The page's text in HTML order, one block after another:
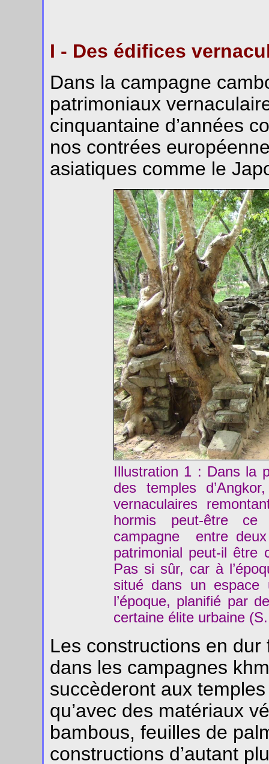
I - Des édifices
Dans la campagne
patrimoniaux
cinquantaine d’années
nos contrées
asiatiques comme le
Illustration 1 : Dans la
des temples
vernaculaires
hormis peut-être
campagne entre
patrimonial peut-il être
Pas si sûr, car à
situé dans un espace
l’époque, planifié par
certaine élite urbaine
Les constructions en
dans les campagnes
succèderont aux
qu’avec des matériaux
bambous, feuilles de
constructions d’autant